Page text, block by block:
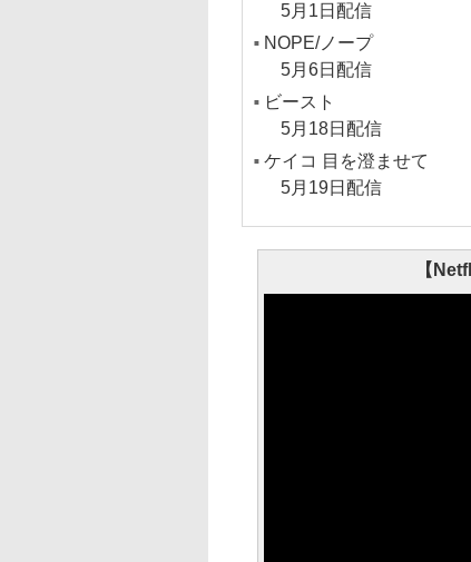
5月1日配信
NOPE/ノープ
5月6日配信
ビースト
5月18日配信
ケイコ 目を澄ませて
5月19日配信
【